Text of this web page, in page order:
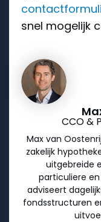
snel mogelijk
CCO &
Max van
zakelijk
uitgebreide
particuliere
adviseert
fondsstructuren